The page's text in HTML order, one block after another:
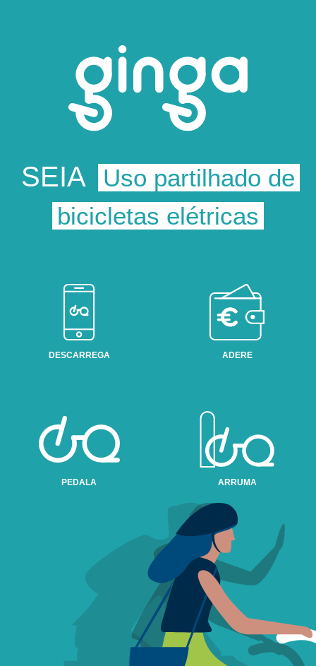
SEIA
Uso partilhado de
bicicletas elétricas
DESCARREGA ADERE
PEDALA ARRUMA